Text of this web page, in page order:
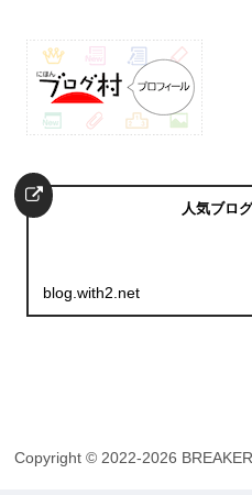
人気ブロ
blog.with2.net
Copyright © 2022-2026